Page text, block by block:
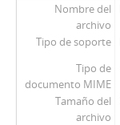
Nombre del
archivo
Tipo de soporte
Tipo de
documento MIME
Tamaño del
archivo